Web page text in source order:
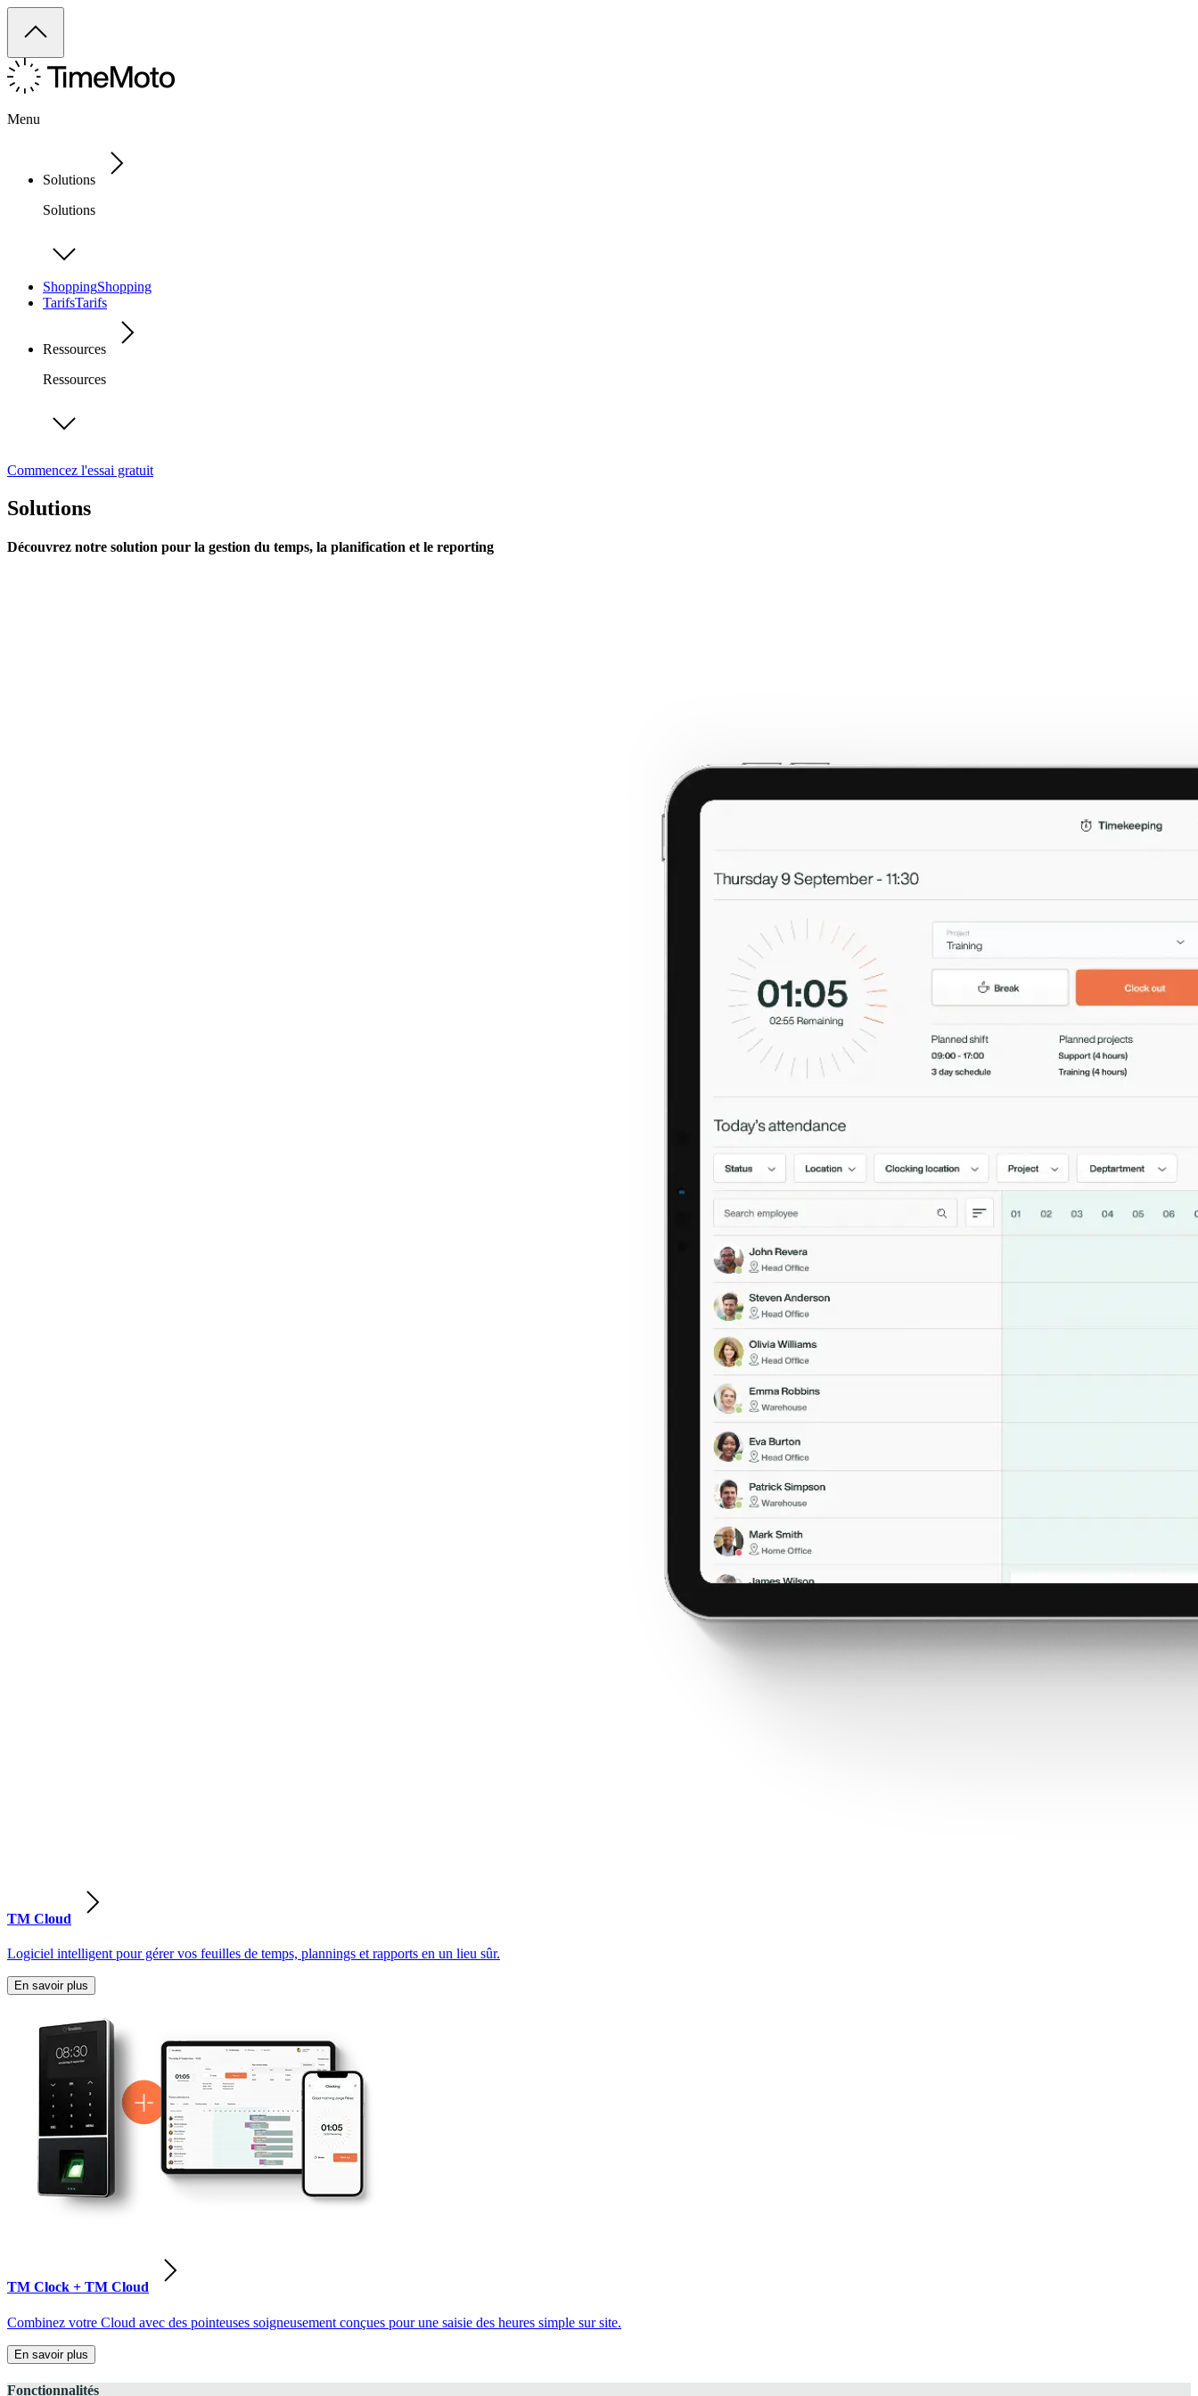
Menu
Solutions
Solutions
ShoppingShopping
TarifsTarifs
Ressources
Ressources
Commencez l'essai gratuit
Solutions
Découvrez notre solution pour la gestion du temps, la planification et le reporting
TM Cloud
Logiciel intelligent pour gérer vos feuilles de temps, plannings et rapports en un lieu sûr.
En savoir plus
TM Clock + TM Cloud
Combinez votre Cloud avec des pointeuses soigneusement conçues pour une saisie des heures simple sur site.
En savoir plus
Fonctionnalités